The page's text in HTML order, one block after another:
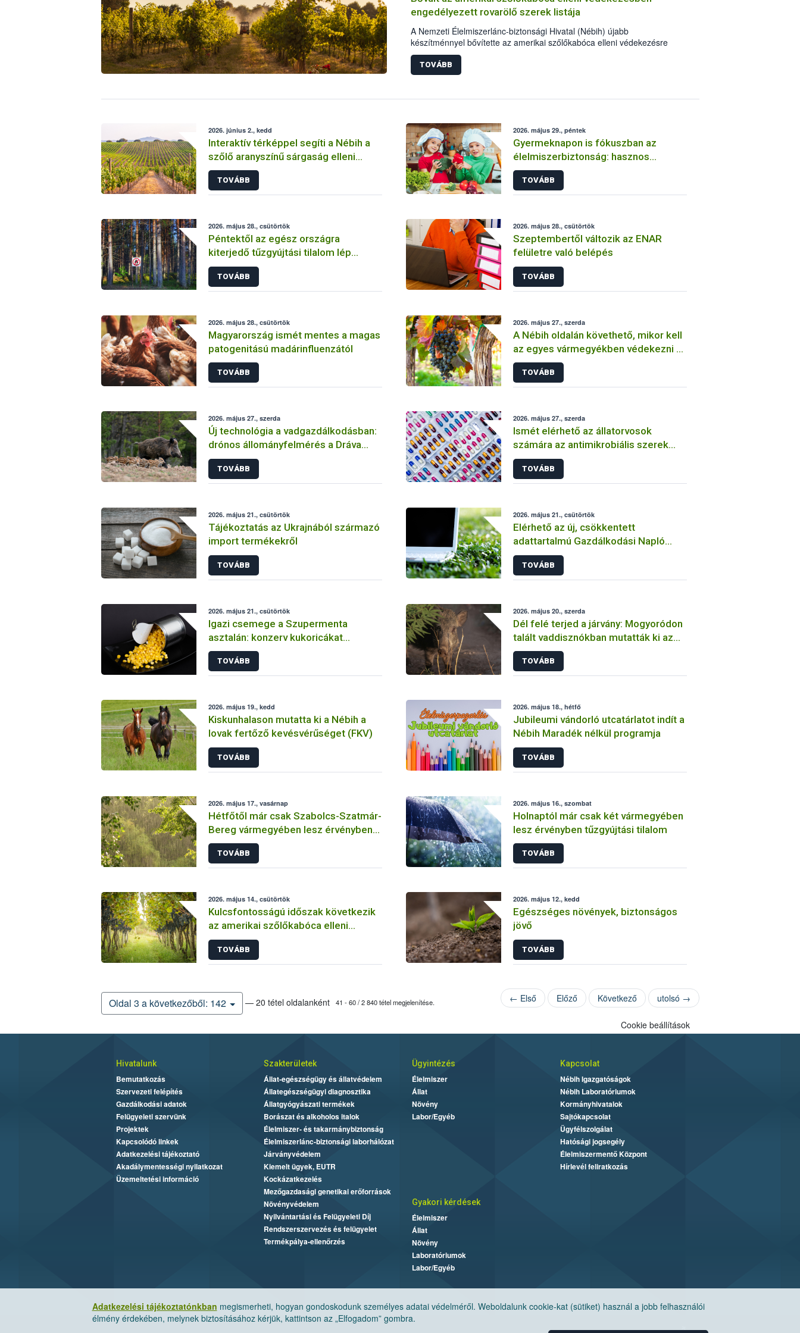
engedélyezett rovarölő szerek listája
A Nemzeti Élelmiszerlánc-biztonsági Hivatal (Nébih) újabb
készítménnyel bővítette az amerikai szőlőkabóca elleni védekezésre
engedélyezett rovarölő szerek körét: immár 55 készítménnyel lehet
védekezni a szőlő aranyszínű sárgasága betegséget terjesztő károsító
ellen. A frissen engedélyt kapott szer, gazdaságokban és házikertekben
TOVÁBB
2026. június 2., kedd
Interaktív térképpel segíti a Nébih a
szőlő aranyszínű sárgaság elleni
védekezést
TOVÁBB
2026. május 29., péntek
Gyermeknapon is fókuszban az
élelmiszerbiztonság: hasznos
tanácsok a Nébih-től
TOVÁBB
2026. május 28., csütörtök
Péntektől az egész országra
kiterjedő tűzgyújtási tilalom lép
életbe
TOVÁBB
2026. május 28., csütörtök
Szeptembertől változik az ENAR
felületre való belépés
TOVÁBB
2026. május 28., csütörtök
Magyarország ismét mentes a magas
patogenitású madárinfluenzától
TOVÁBB
2026. május 27., szerda
A Nébih oldalán követhető, mikor kell
az egyes vármegyékben védekezni az
amerikai szőlőkabóca ellen
TOVÁBB
2026. május 27., szerda
Új technológia a vadgazdálkodásban:
drónos állományfelmérés a Dráva
térségében
TOVÁBB
2026. május 27., szerda
Ismét elérhető az állatorvosok
számára az antimikrobiális szerek
helyes használatáról szóló képzés
TOVÁBB
2026. május 21., csütörtök
Tájékoztatás az Ukrajnából származó
import termékekről
TOVÁBB
2026. május 21., csütörtök
Elérhető az új, csökkentett
adattartalmú Gazdálkodási Napló
exportformátuma
TOVÁBB
2026. május 21., csütörtök
Igazi csemege a Szupermenta
asztalán: konzerv kukoricákat
ellenőrzött a Nébih
TOVÁBB
2026. május 20., szerda
Dél felé terjed a járvány: Mogyoródon
talált vaddisznókban mutatták ki az
afrikai sertéspestis vírusát
TOVÁBB
2026. május 19., kedd
Kiskunhalason mutatta ki a Nébih a
lovak fertőző kevésvérűséget (FKV)
TOVÁBB
2026. május 18., hétfő
Jubileumi vándorló utcatárlatot indít a
Nébih Maradék nélkül programja
TOVÁBB
2026. május 17., vasárnap
Hétfőtől már csak Szabolcs-Szatmár-
Bereg vármegyében lesz érvényben
tűzgyújtási tilalom
TOVÁBB
2026. május 16., szombat
Holnaptól már csak két vármegyében
lesz érvényben tűzgyújtási tilalom
TOVÁBB
2026. május 14., csütörtök
Kulcsfontosságú időszak következik
az amerikai szőlőkabóca elleni
védekezésben
TOVÁBB
2026. május 12., kedd
Egészséges növények, biztonságos
jövő
TOVÁBB
Oldal 3 a következőből: 142 — 20 tétel oldalanként 41 - 60 / 2 840 tétel megjelenítése. ← Első Előző Következő utolsó →
Adatkezelési tájékoztatónkban megismerheti, hogyan gondoskodunk személyes adatai védelméről. Weboldalunk cookie-kat (sütiket) használ a jobb felhasználói
élmény érdekében, melynek biztosításához kérjük, kattintson az „Elfogadom” gombra.
Cookie beállítások
Hivatalunk
Bemutatkozás
Szervezeti felépítés
Gazdálkodási adatok
Felügyeleti szervünk
Projektek
Kapcsolódó linkek
Adatkezelési tájékoztató
Akadálymentességi nyilatkozat
Üzemeltetési információ
Szakterületek
Állat-egészségügy és állatvédelem
Állategészségügyi diagnosztika
Állatgyógyászati termékek
Borászat és alkoholos italok
Élelmiszer- és takarmánybiztonság
Élelmiszerlánc-biztonsági laborhálózat
Járványvédelem
Kiemelt ügyek, EUTR
Kockázatkezelés
Mezőgazdasági genetikai erőforrások
Növényvédelem
Nyilvántartási és Felügyeleti Díj
Rendszerszervezés és felügyelet
Termékpálya-ellenőrzés
Ügyintézés
Élelmiszer
Állat
Növény
Labor/Egyéb
Kapcsolat
Nébih Igazgatóságok
Nébih Laboratóriumok
Kormányhivatalok
Sajtókapcsolat
Ügyfélszolgálat
Hatósági jogsegély
Élelmiszermentő Központ
Hírlevél feliratkozás
Gyakori kérdések
Élelmiszer
Állat
Növény
Laboratóriumok
Labor/Egyéb